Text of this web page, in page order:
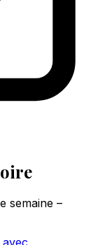
semaine –